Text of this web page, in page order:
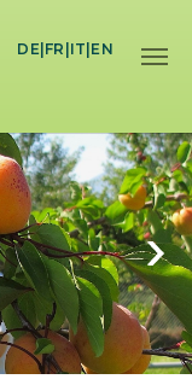
DE| FR IT EN